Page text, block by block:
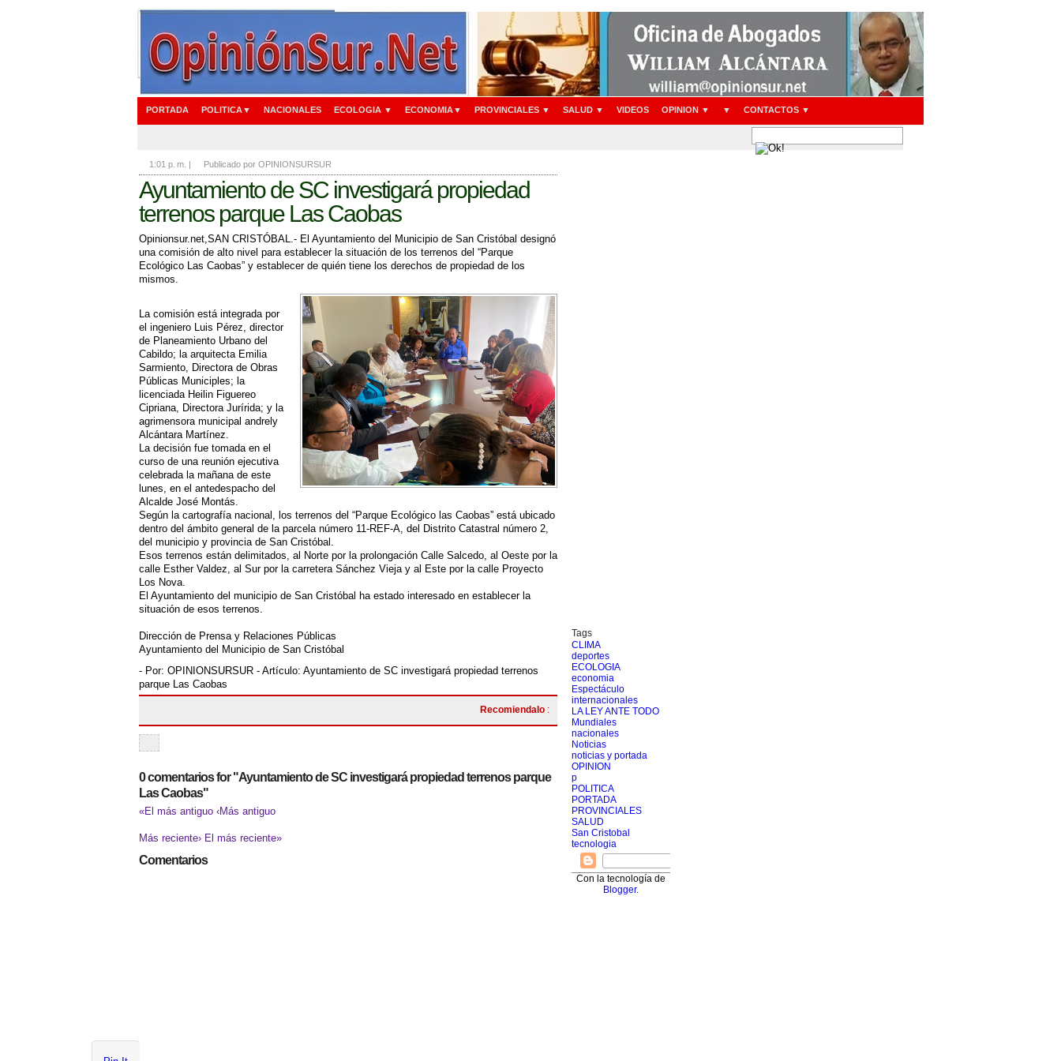
PORTADA POLITICA▼ NACIONALES ECOLOGIA ▼ ECONOMIA▼ PROVINCIALES ▼ SALUD ▼ VIDEOS OPINION ▼ ▼ CONTACTOS ▼
1:01 p. m. | Publicado por OPINIONSURSUR
Ayuntamiento de SC investigará propiedad
terrenos parque Las Caobas
Opinionsur.net,SAN CRISTÓBAL.- El Ayuntamiento del Municipio de San Cristóbal designó
una comisión de alto nivel para establecer la situación de los terrenos del “Parque
Ecológico Las Caobas” y establecer de quién tiene los derechos de propiedad de los
mismos.
La comisión está integrada por
el ingeniero Luis Pérez, director
de Planeamiento Urbano del
Cabildo; la arquitecta Emilia
Sarmiento, Directora de Obras
Públicas Municiples; la
licenciada Heilin Figuereo
Cipriana, Directora Jurírida; y la
agrimensora municipal andrely
Alcántara Martínez.
La decisión fue tomada en el
curso de una reunión ejecutiva
celebrada la mañana de este
lunes, en el antedespacho del
Alcalde José Montás.
Según la cartografía nacional, los terrenos del “Parque Ecológico las Caobas” está ubicado
dentro del ámbito general de la parcela número 11-REF-A, del Distrito Catastral número 2,
del municipio y provincia de San Cristóbal.
Esos terrenos están delimitados, al Norte por la prolongación Calle Salcedo, al Oeste por la
calle Esther Valdez, al Sur por la carretera Sánchez Vieja y al Este por la calle Proyecto
Los Nova.
El Ayuntamiento del municipio de San Cristóbal ha estado interesado en establecer la
situación de esos terrenos.
Dirección de Prensa y Relaciones Públicas
Ayuntamiento del Municipio de San Cristóbal
- Por: OPINIONSURSUR - Artículo: Ayuntamiento de SC investigará propiedad terrenos
parque Las Caobas
Recomiendalo :
0 comentarios for "Ayuntamiento de SC investigará propiedad terrenos parque
Las Caobas"
«El más antiguo ‹Más antiguo
Más reciente› El más reciente»
Comentarios
Tags
CLIMA
deportes
ECOLOGIA
economia
Espectáculo
internacionales
LA LEY ANTE TODO
Mundiales
nacionales
Noticias
noticias y portada
OPINION
p
POLITICA
PORTADA
PROVINCIALES
SALUD
San Cristobal
tecnologia
Con la tecnología de
Blogger.